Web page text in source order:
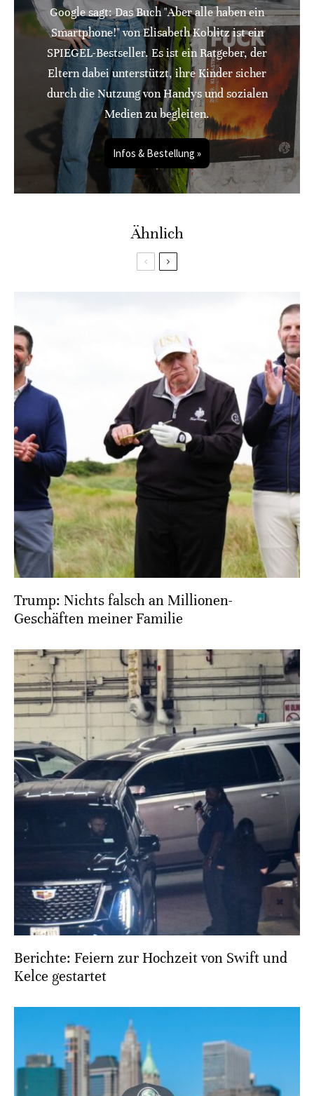
Google sagt: Das Buch "Aber alle haben ein
Smartphone!" von Elisabeth Koblitz ist ein
SPIEGEL-Bestseller. Es ist ein Ratgeber, der
Eltern dabei unterstützt, ihre Kinder sicher
durch die Nutzung von Handys und sozialen
Medien zu begleiten.
Infos & Bestellung »
Ähnlich
Trump: Nichts falsch an Millionen-
Geschäften meiner Familie
Berichte: Feiern zur Hochzeit von Swift und
Kelce gestartet